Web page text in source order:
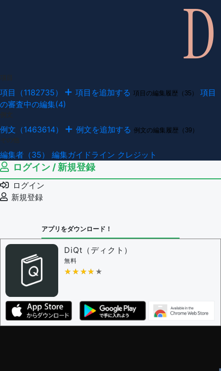
項目（1182735） 項目を追加する 項目の編集履歴（35）
項目
の審査中の編集(4)
例文（1463614） 例文を追加する 例文の編集履歴（39）
編集者（35） 編集ガイドライン クレジット
ログイン / 新規登録
ログイン
新規登録
アプリをダウンロード！
DiQt（ディクト）
無料
★★★★★
★★★★★